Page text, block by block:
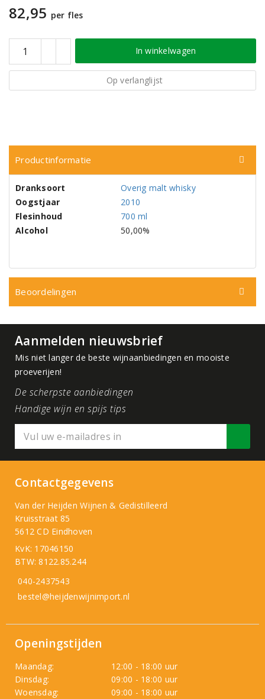
82,95 per fles
In winkelwagen
Op verlanglijst
Productinformatie
Dranksoort
Overig malt whisky
Oogstjaar
2010
Flesinhoud
700 ml
Alcohol
50,00%
Beoordelingen
Aanmelden nieuwsbrief
Mis niet langer de beste wijnaanbiedingen en mooiste
proeverijen!
De scherpste aanbiedingen
Handige wijn en spijs tips
Contactgegevens
Van der Heijden Wijnen & Gedistilleerd
Kruisstraat 85
5612 CD Eindhoven
KvK: 17046150
BTW: 8122.85.244
040-2437543
bestel@heijdenwijnimport.nl
Openingstijden
Maandag:
12:00 - 18:00 uur
Dinsdag:
09:00 - 18:00 uur
Woensdag:
09:00 - 18:00 uur